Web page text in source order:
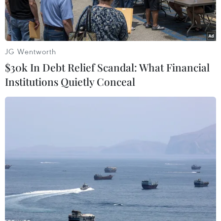
Cặp vợ chồng nuôi tổng cộng 53 con gia cầm, gồm 29 con gà,
đều, thì số gà lại gây tranh cãi.. (Nguồn: SCMP/Shutterstock)
Trong quá trình hoàn tất các thủ tục ly hôn, một
cặp vợ chồng ở Tây Nam Trung Quốc, xảy ra
tranh chấp về việc chia 29 con gà.
JG Wentworth
$30k In Debt Relief Scandal: What Financial
Institutions Quietly Conceal